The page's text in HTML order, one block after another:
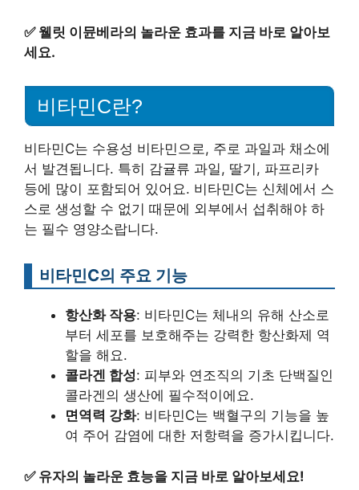
✅ 웰릿 이뮨베라의 놀라운 효과를 지금 바로 알아보
세요.
비타민C란?
비타민C는 수용성 비타민으로, 주로 과일과 채소에
서 발견됩니다. 특히 감귤류 과일, 딸기, 파프리카
등에 많이 포함되어 있어요. 비타민C는 신체에서 스
스로 생성할 수 없기 때문에 외부에서 섭취해야 하
는 필수 영양소랍니다.
비타민C의 주요 기능
항산화 작용: 비타민C는 체내의 유해 산소로
부터 세포를 보호해주는 강력한 항산화제 역
할을 해요.
콜라겐 합성: 피부와 연조직의 기초 단백질인
콜라겐의 생산에 필수적이에요.
면역력 강화: 비타민C는 백혈구의 기능을 높
여 주어 감염에 대한 저항력을 증가시킵니다.
✅ 유자의 놀라운 효능을 지금 바로 알아보세요!